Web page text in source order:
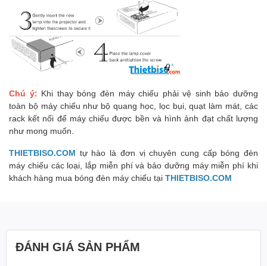
Chú ý: Khi thay bóng đèn máy chiếu phải vệ sinh bảo dưỡng
toàn bộ máy chiếu như bộ quang học, lọc bụi, quạt làm mát, các
rack kết nối để máy chiếu được bền và hình ảnh đạt chất lượng
như mong muốn.
THIETBISO.COM tự hào là đơn vị chuyên cung cấp bóng đèn
máy chiếu các loại, lắp miễn phí và bảo dưỡng máy miễn phí khi
khách hàng mua bóng đèn máy chiếu tại THIETBISO.COM
ĐÁNH GIÁ SẢN PHẨM